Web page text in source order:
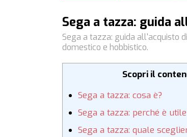
Sega a tazza: guida
Sega a tazza: guida all'acquisto
domestico e hobbistico.
Scopri il
Sega a tazza: cosa è?
Sega a tazza: perché è utile
Sega a tazza: quale